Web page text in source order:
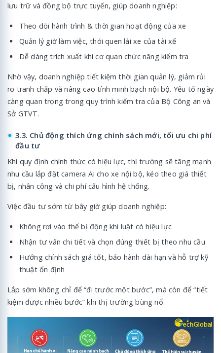
lưu trữ và đồng bộ trực tuyến, giúp doanh nghiệp:
Theo dõi hành trình & thời gian hoạt động của xe
Quản lý giờ làm việc, thói quen lái xe của tài xế
Dễ dàng trích xuất khi cơ quan chức năng kiểm tra
Nhờ vậy, doanh nghiệp tiết kiệm thời gian quản lý, giảm rủi
ro tranh chấp và nâng cao tính minh bạch nội bộ. Yếu tố ngày
càng quan trọng trong quy trình kiểm tra của Bộ Công an và
Sở GTVT.
3.3. Chủ động thích ứng chính sách mới, tối ưu chi phí
đầu tư
Khi quy định chính thức có hiệu lực, thị trường sẽ tăng mạnh
nhu cầu lắp đặt camera AI cho xe nội bộ, kéo theo giá thiết
bị, nhân công và chi phí cấu hình hệ thống.
Việc đầu tư sớm từ bây giờ giúp doanh nghiệp:
Không rơi vào thế bị động khi luật có hiệu lực
Nhận tư vấn chi tiết và chọn đúng thiết bị theo nhu cầu
Hưởng chính sách giá tốt, bảo hành dài hạn và hỗ trợ kỹ
thuật ổn định
Lắp sớm không chỉ để “đi trước một bước”, mà còn để “tiết
kiệm được nhiều bước” khi thị trường bùng nổ.